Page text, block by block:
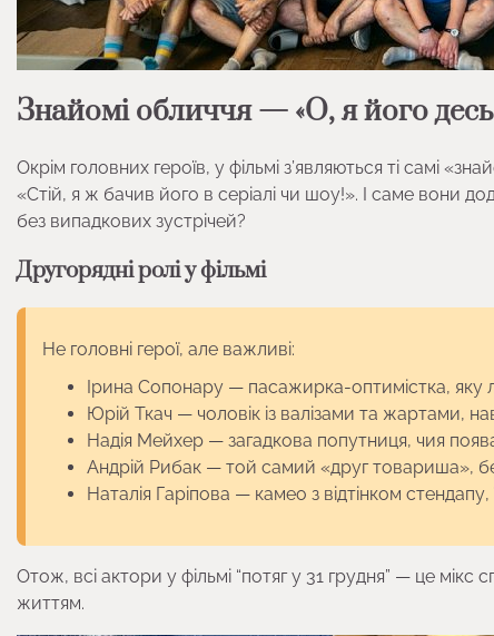
Знайомі обличчя — «О, я його
Окрім головних героїв, у фільмі з’являються ті самі
«Стій, я ж бачив його в серіалі чи шоу!». І саме вони
без випадкових зустрічей?
Другорядні ролі у фільмі
Не головні герої, але важливі:
Ірина Сопонару — пасажирка-оптимістка, яку
Юрій Ткач — чоловік із валізами та жартами,
Надія Мейхер — загадкова попутниця, чия
Андрій Рибак — той самий «друг товариша»,
Наталія Гаріпова — камео з відтінком
Отож, всі актори у фільмі “потяг у 31 грудня” — це
життям.